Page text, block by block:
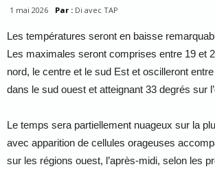
1 mai 2026 Par : Di avec TAP
Les températures seront en baisse
Les maximales seront comprises entre 19 et
nord, le centre et le sud Est et oscilleront
dans le sud ouest et atteignant 33 degrés sur
Le temps sera partiellement nuageux sur la
avec apparition de cellules orageuses
sur les régions ouest, l’après-midi, selon les